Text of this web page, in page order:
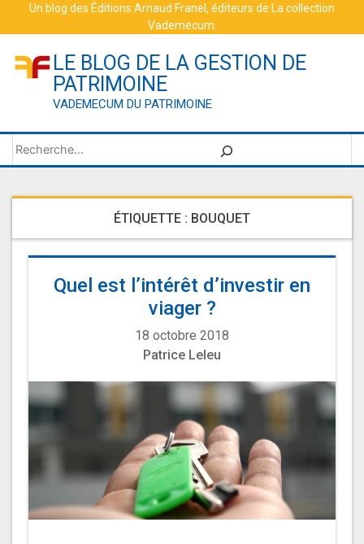
Un blog des Éditions Arnaud Franel , éditeurs de La collection
Vademecum
LE BLOG DE LA GESTION DE
PATRIMOINE
VADEMECUM DU PATRIMOINE
Rechercher
ÉTIQUETTE : BOUQUET
Quel est l’intérêt d’investir en
viager ?
18 octobre 2018
Patrice Leleu